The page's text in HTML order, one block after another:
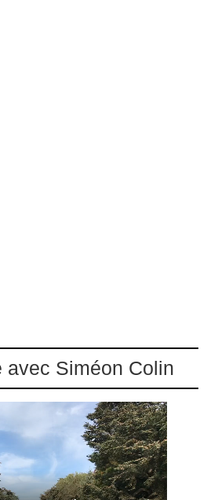
avec Siméon Colin